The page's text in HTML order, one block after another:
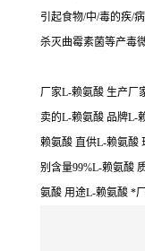
引起食物/中/毒的疾/
杀灭曲霉素菌等产毒
厂家L-赖氨酸 生产厂
卖的L-赖氨酸 品牌L-
赖氨酸 直供L-赖氨酸
别含量99%L-赖氨酸
氨酸 用途L-赖氨酸 *